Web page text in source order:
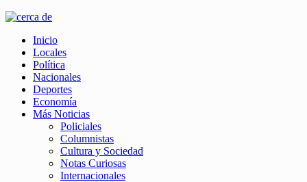
Inicio
Locales
Política
Nacionales
Deportes
Economía
Más Noticias
Policiales
Columnistas
Cultura y Sociedad
Notas Curiosas
Internacionales